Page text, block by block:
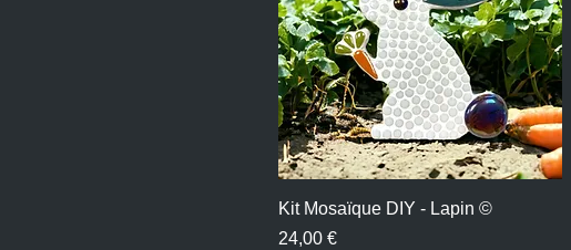
Aperçu rapide
Kit Mosaïque DIY - Lapin ©
Prix
24,00 €